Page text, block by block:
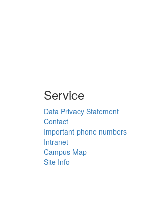
Service
Data Privacy Statement
Contact
Important phone numbers
Intranet
Campus Map
Site Info